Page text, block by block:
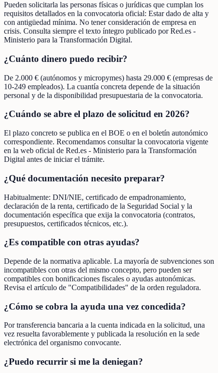
Pueden solicitarla las personas físicas o jurídicas que cumplan los
requisitos detallados en la convocatoria oficial: Estar dado de alta y
con antigüedad mínima. No tener consideración de empresa en
crisis. Consulta siempre el texto íntegro publicado por Red.es -
Ministerio para la Transformación Digital.
¿Cuánto dinero puedo recibir?
De 2.000 € (autónomos y micropymes) hasta 29.000 € (empresas de
10-249 empleados). La cuantía concreta depende de la situación
personal y de la disponibilidad presupuestaria de la convocatoria.
¿Cuándo se abre el plazo de solicitud en 2026?
El plazo concreto se publica en el BOE o en el boletín autonómico
correspondiente. Recomendamos consultar la convocatoria vigente
en la web oficial de Red.es - Ministerio para la Transformación
Digital antes de iniciar el trámite.
¿Qué documentación necesito preparar?
Habitualmente: DNI/NIE, certificado de empadronamiento,
declaración de la renta, certificado de la Seguridad Social y la
documentación específica que exija la convocatoria (contratos,
presupuestos, certificados técnicos, etc.).
¿Es compatible con otras ayudas?
Depende de la normativa aplicable. La mayoría de subvenciones son
incompatibles con otras del mismo concepto, pero pueden ser
compatibles con bonificaciones fiscales o ayudas autonómicas.
Revisa el artículo de "Compatibilidades" de la orden reguladora.
¿Cómo se cobra la ayuda una vez concedida?
Por transferencia bancaria a la cuenta indicada en la solicitud, una
vez resuelta favorablemente y publicada la resolución en la sede
electrónica del organismo convocante.
¿Puedo recurrir si me la deniegan?